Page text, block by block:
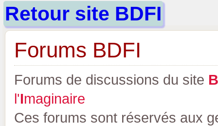
Retour site BDFI
Forums BDFI
Forums de discussions du site B
l'Imaginaire
Ces forums sont réservés aux